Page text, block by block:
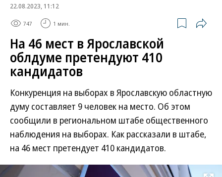
22.08.2023, 11:12
747 1 мин.
На 46 мест в Ярославской
облдуме претендуют 410
кандидатов
Конкуренция на выборах в Ярославскую областную
думу составляет 9 человек на место. Об этом
сообщили в региональном штабе общественного
наблюдения на выборах. Как рассказали в штабе,
на 46 мест претендует 410 кандидатов.